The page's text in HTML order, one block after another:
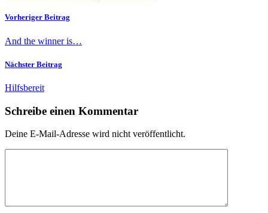
Vorheriger Beitrag
And the winner is…
Nächster Beitrag
Hilfsbereit
Schreibe einen Kommentar
Deine E-Mail-Adresse wird nicht veröffentlicht.